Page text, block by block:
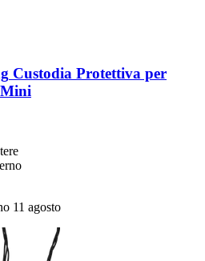
Custodia Protettiva per
Mini
11 agosto